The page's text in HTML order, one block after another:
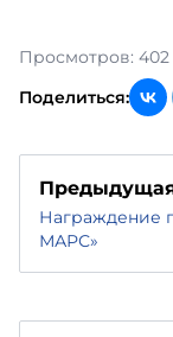
Просмотров: 402
Поделиться:
Награждение
МАРС»